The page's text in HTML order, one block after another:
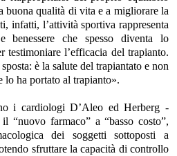
buona qualità di vita e a migliorare la
infatti, l’attività sportiva rappresenta
benessere che spesso diventa lo
testimoniare l’efficacia del trapianto.
è la salute del trapiantato e non
lo ha portato al trapianto».
i cardiologi D’Aleo ed Herberg -
“nuovo farmaco” a “basso costo”,
dei soggetti sottoposti a
sfruttare la capacità di controllo